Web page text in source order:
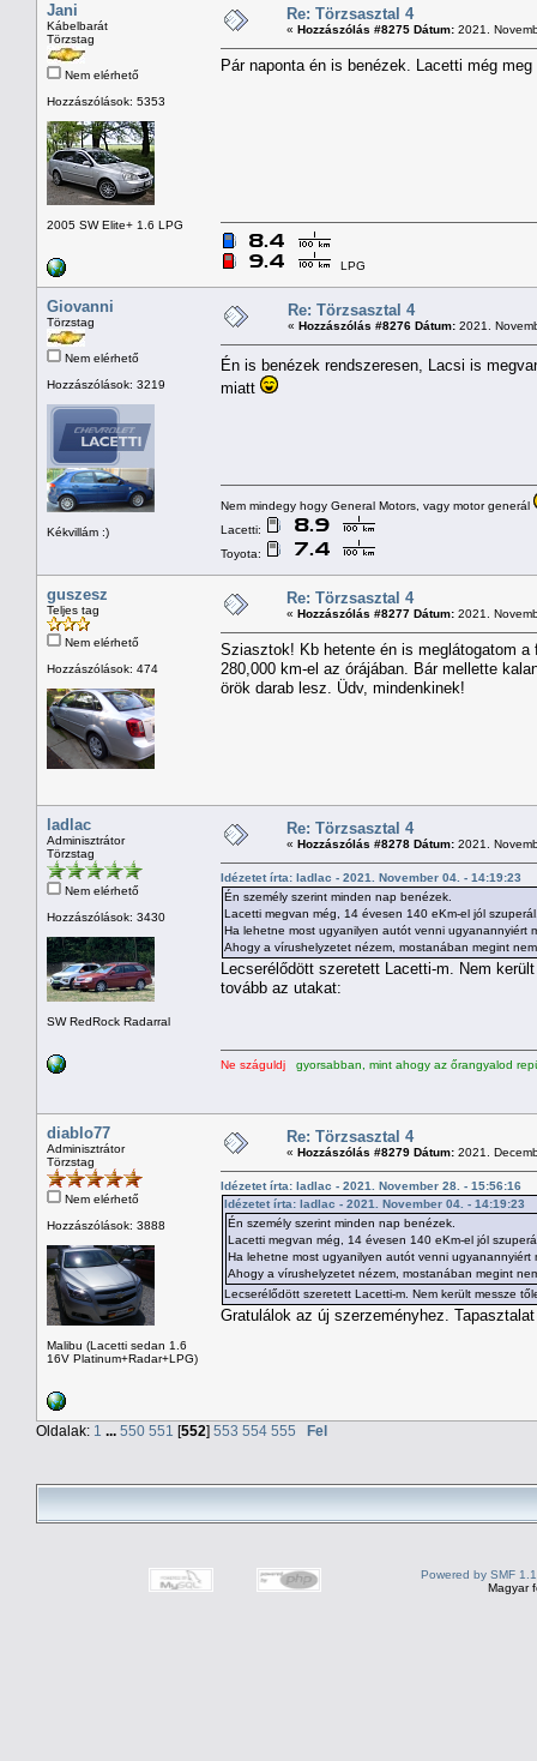
Jani
Kábelbarát
Törzstag
Nem elérhető
Hozzászólások: 5353
2005 SW Elite+ 1.6 LPG
Re: Törzsasztal 4
« Hozzászólás #8275 Dátum: 2021.
Pár naponta én is benézek. Lacetti még
LPG
Giovanni
Törzstag
Nem elérhető
Hozzászólások: 3219
Kékvillám :)
Re: Törzsasztal 4
« Hozzászólás #8276 Dátum: 2021.
Én is benézek rendszeresen, Lacsi is
miatt
Nem mindegy hogy General Motors, vagy motor generál
Lacetti:
Toyota:
guszesz
Teljes tag
Nem elérhető
Hozzászólások: 474
Re: Törzsasztal 4
« Hozzászólás #8277 Dátum: 2021.
Sziasztok! Kb hetente én is meglátogatom
280,000 km-el az órájában. Bár mellette
örök darab lesz. Üdv, mindenkinek!
ladlac
Adminisztrátor
Törzstag
Nem elérhető
Hozzászólások: 3430
SW RedRock Radarral
Re: Törzsasztal 4
« Hozzászólás #8278 Dátum: 2021.
Idézetet írta: ladlac - 2021. November 04. - 14:19:23
Én személy szerint minden nap benézek.
Lacetti megvan még, 14 évesen 140 eKm-el jól
Ha lehetne most ugyanilyen autót venni ugyanannyiért
Ahogy a vírushelyzetet nézem, mostanában megint
Lecserélődött szeretett Lacetti-m. Nem
tovább az utakat:
Ne száguldj gyorsabban, mint ahogy az őrangyalod
diablo77
Adminisztrátor
Törzstag
Nem elérhető
Hozzászólások: 3888
Malibu (Lacetti sedan 1.6
16V Platinum+Radar+LPG)
Re: Törzsasztal 4
« Hozzászólás #8279 Dátum: 2021.
Idézetet írta: ladlac - 2021. November 28. - 15:56:16
Idézetet írta: ladlac - 2021. November 04. - 14:19:23
Én személy szerint minden nap benézek.
Lacetti megvan még, 14 évesen 140 eKm-el jól
Ha lehetne most ugyanilyen autót venni
Ahogy a vírushelyzetet nézem, mostanában megint
Lecserélődött szeretett Lacetti-m. Nem került messze
Gratulálok az új szerzeményhez.
Oldalak: 1 ... 550 551 [552] 553 554 555 Fel
Powered by SMF
Magyar